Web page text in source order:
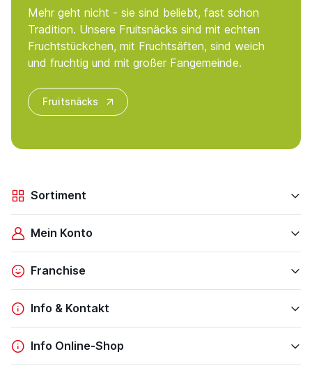
Mehr geht nicht - sie sind beliebt, fast schon
Tradition. Unsere Fruitsnäcks sind mit echten
Fruchtstückchen, mit Fruchtsäften, sind weich
und fruchtig und mit großer Fangemeinde.
Fruitsnäcks
Sortiment
Mein Konto
Franchise
Info & Kontakt
Info Online-Shop